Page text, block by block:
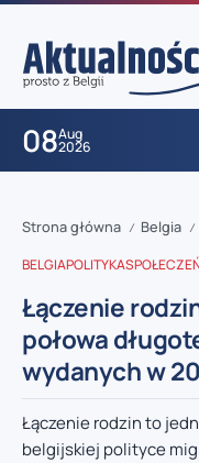
08Aug
2026
Strona główna / Belgia /
BELGIAPOLITYKA
Łączenie
połowa
wydanych w
Łączenie rodzin to
belgijskiej polityce